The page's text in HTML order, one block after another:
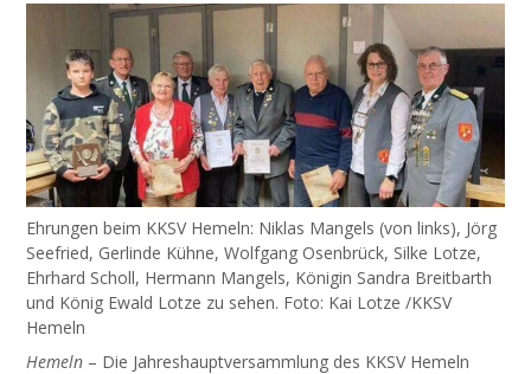
Ehrungen beim KKSV Hemeln: Niklas Mangels (von links), Jörg
Seefried, Gerlinde Kühne, Wolfgang Osenbrück, Silke Lotze,
Ehrhard Scholl, Hermann Mangels, Königin Sandra Breitbarth
und König Ewald Lotze zu sehen. Foto: Kai Lotze /KKSV
Hemeln
Hemeln – Die Jahreshauptversammlung des KKSV Hemeln